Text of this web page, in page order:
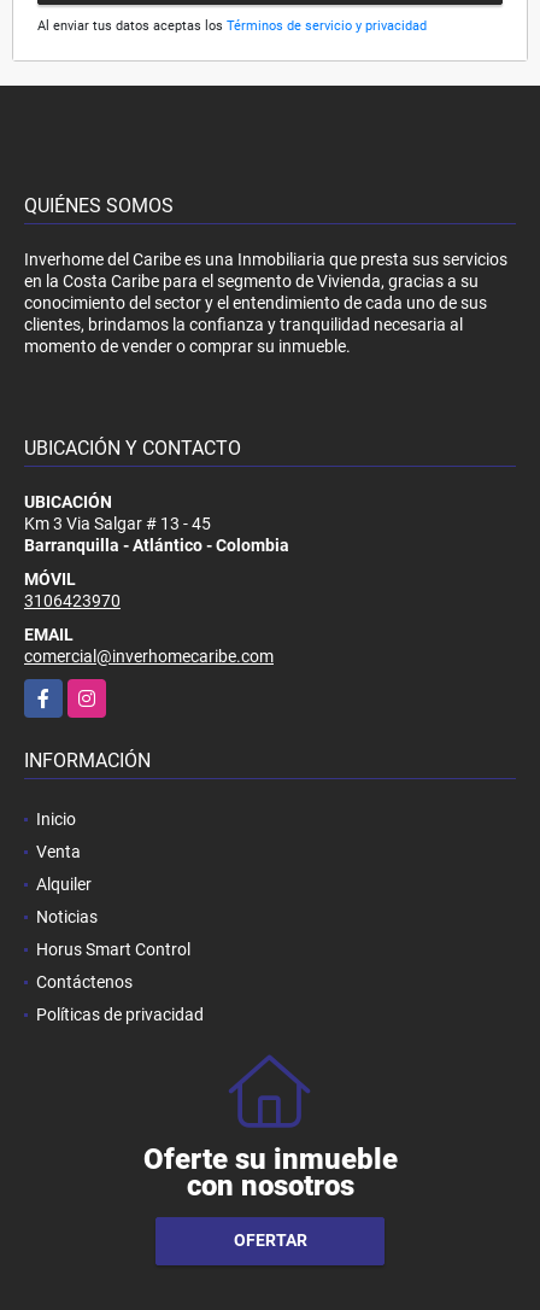
Al enviar tus datos aceptas los Términos de servicio y privacidad
QUIÉNES SOMOS
Inverhome del Caribe es una Inmobiliaria que presta sus servicios
en la Costa Caribe para el segmento de Vivienda, gracias a su
conocimiento del sector y el entendimiento de cada uno de sus
clientes, brindamos la confianza y tranquilidad necesaria al
momento de vender o comprar su inmueble.
UBICACIÓN Y CONTACTO
UBICACIÓN
Km 3 Via Salgar # 13 - 45
Barranquilla - Atlántico - Colombia
MÓVIL
3106423970
EMAIL
comercial@inverhomecaribe.com
FacebookInstagram
INFORMACIÓN
Inicio
Venta
Alquiler
Noticias
Horus Smart Control
Contáctenos
Políticas de privacidad
Oferte su inmueble
con nosotros
OFERTAR